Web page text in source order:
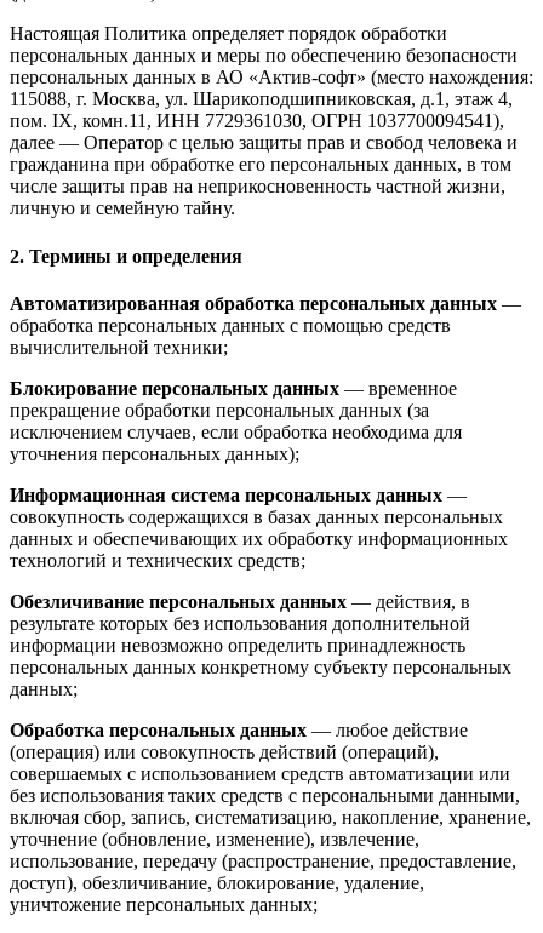
Настоящая Политика определяет порядок обработки
персональных данных и меры по обеспечению безопасности
персональных данных в АО «Актив-софт» (место нахождения:
115088, г. Москва, ул. Шарикоподшипниковская, д.1, этаж 4,
пом. IX, комн.11, ИНН 7729361030, ОГРН 1037700094541),
далее — Оператор с целью защиты прав и свобод человека и
гражданина при обработке его персональных данных, в том
числе защиты прав на неприкосновенность частной жизни,
личную и семейную тайну.
2. Термины и определения
Автоматизированная обработка персональных данных —
обработка персональных данных с помощью средств
вычислительной техники;
Блокирование персональных данных — временное
прекращение обработки персональных данных (за
исключением случаев, если обработка необходима для
уточнения персональных данных);
Информационная система персональных данных —
совокупность содержащихся в базах данных персональных
данных и обеспечивающих их обработку информационных
технологий и технических средств;
Обезличивание персональных данных — действия, в
результате которых без использования дополнительной
информации невозможно определить принадлежность
персональных данных конкретному субъекту персональных
данных;
Обработка персональных данных — любое действие
(операция) или совокупность действий (операций),
совершаемых с использованием средств автоматизации или
без использования таких средств с персональными данными,
включая сбор, запись, систематизацию, накопление, хранение,
уточнение (обновление, изменение), извлечение,
использование, передачу (распространение, предоставление,
доступ), обезличивание, блокирование, удаление,
уничтожение персональных данных;